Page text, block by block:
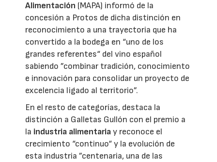
Alimentación (MAPA) informó de la
concesión a Protos de dicha distinción en
reconocimiento a una trayectoria que ha
convertido a la bodega en “uno de los
grandes referentes“ del vino español
sabiendo ”combinar tradición, conocimiento
e innovación para consolidar un proyecto de
excelencia ligado al territorio”.
En el resto de categorías, destaca la
distinción a Galletas Gullón con el premio a
la industria alimentariay reconoce el
crecimiento “continuo“ y la evolución de
esta industria ”centenaria, una de las